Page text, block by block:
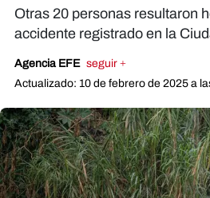
Otras 20 personas resultaron
accidente registrado en la
Agencia EFE seguir +
Actualizado: 10 de febrero de 2025 a